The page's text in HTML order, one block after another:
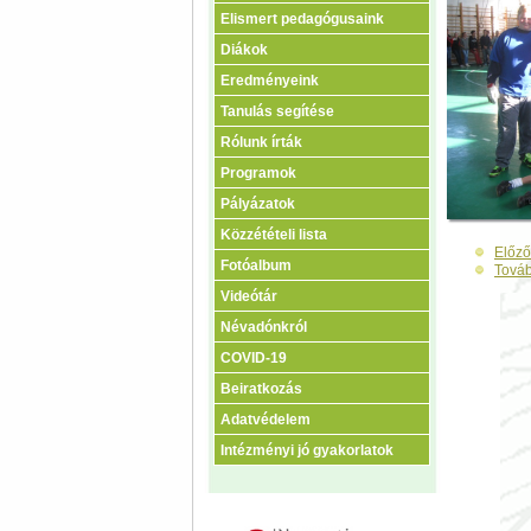
Elismert pedagógusaink
Diákok
Eredményeink
Tanulás segítése
Rólunk írták
Programok
Pályázatok
Közzétételi lista
Fotóalbum
Videótár
Névadónkról
COVID-19
Beiratkozás
Adatvédelem
Intézményi jó gyakorlatok
Előző